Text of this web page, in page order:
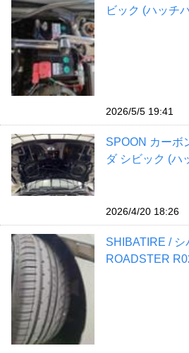
ビック (ハッチ
2026/5/5 19:41
SPOON カーボ
ダ シビック (ハ
2026/4/20 18:26
SHIBATIRE /
ROADSTER